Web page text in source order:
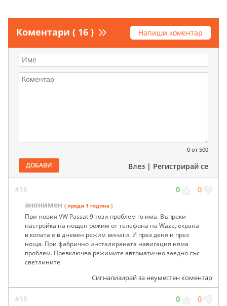
Коментари ( 16 ) Напиши коментар
0 от 500
ДОБАВИ Влез | Регистрирай се
#16 0 0
анонимен ( преди 1 година )
При новия VW Passat 9 този проблем го има. Въпреки
настройка на нощен режим от телефона на Waze, екрана
в колата е в дневен режим винаги. И през деня и през
ноща. При фабрично инсталираната навигация няма
проблем. Превключва режимите автоматично заедно със
светлините.
Сигнализирай за неуместен коментар
#15 0 0